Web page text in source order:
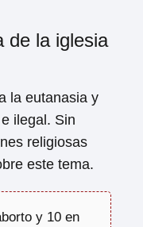
de la iglesia
la eutanasia y
ilegal. Sin
religiosas
este tema.
y 10 en